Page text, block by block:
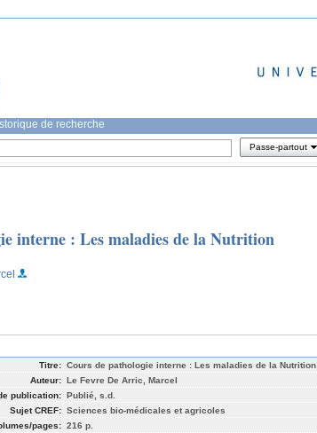
de recherche
Passe-partout
interne : Les maladies de la Nutrition
Titre: Cours de pathologie interne : Les maladies de la Nutrition
Auteur: Le Fevre De Arric, Marcel
publication: Publié, s.d.
Sujet CREF: Sciences bio-médicales et agricoles
pages: 216 p.